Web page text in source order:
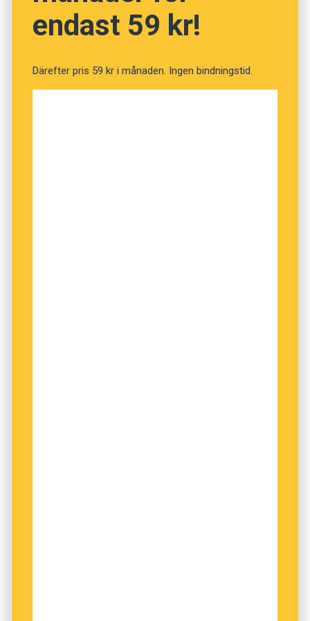
engelska men den behövdes egentligen inte.
– Vi har inte hört de engelska utropen men jag
endast 59 kr!
Därefter pris 59 kr i månaden. Ingen bindningstid.